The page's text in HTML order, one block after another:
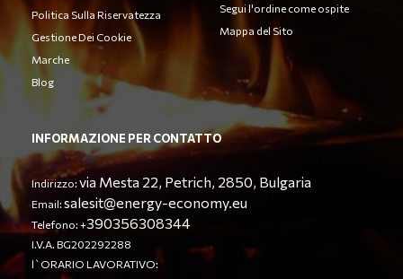
Politica Sulla Riservatezza
Gestione Dei Cookie
Marche
Blog
Segui l'ordine come ospite
Mappa del Sito
INFORMAZIONE PER CONTATTO
Indirizzo:via Mesta 22, Petrich, 2850, Bulgaria
Email:salesit@energy-economy.eu
Telefono: +390356308344
I.V.A. BG202292288
l`ORARIO LAVORATIVO: